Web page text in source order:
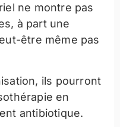
ne montre pas
à part une
être même pas
ils pourront
en
antibiotique.